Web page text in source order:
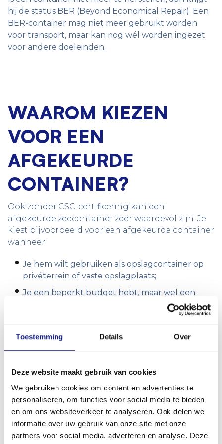
Toestemming Details Over
Deze website maakt gebruik van cookies
We gebruiken cookies om content en advertenties te
personaliseren, om functies voor social media te bieden
en om ons websiteverkeer te analyseren. Ook delen we
informatie over uw gebruik van onze site met onze
partners voor social media, adverteren en analyse. Deze
hij de status BER (Beyond Economical Repair). Een
BER-container mag niet meer gebruikt worden
voor transport, maar kan nog wél worden ingezet
voor andere doeleinden.
WAAROM KIEZEN
VOOR EEN
AFGEKEURDE
CONTAINER?
Ook zonder CSC-certificering kan een
afgekeurde zeecontainer zeer waardevol zijn. Je
kiest bijvoorbeeld voor een afgekeurde container
wanneer:
Je hem wilt gebruiken als opslagcontainer op
privéterrein of vaste opslagplaats;
Je een beperkt budget hebt, maar wel een
Je geen CSC-certificering nodig hebt;
Je de container wilt laten opknappen of op
maat wilt laten maken.
AFGEKEURDE
CONTAINERS KOPEN
OF LATEN